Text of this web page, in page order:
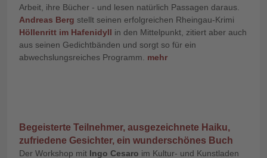
Arbeit, ihre Bücher - und lesen natürlich Passagen daraus.
Andreas Berg stellt seinen erfolgreichen Rheingau-Krimi
Höllenritt im Hafenidyll in den Mittelpunkt, zitiert aber auch
aus seinen Gedichtbänden und sorgt so für ein
abwechslungsreiches Programm. mehr
Begeisterte Teilnehmer, ausgezeichnete Haiku,
zufriedene Gesichter, ein wunderschönes Buch
Der Workshop mit Ingo Cesaro im Kultur- und Kunstladen